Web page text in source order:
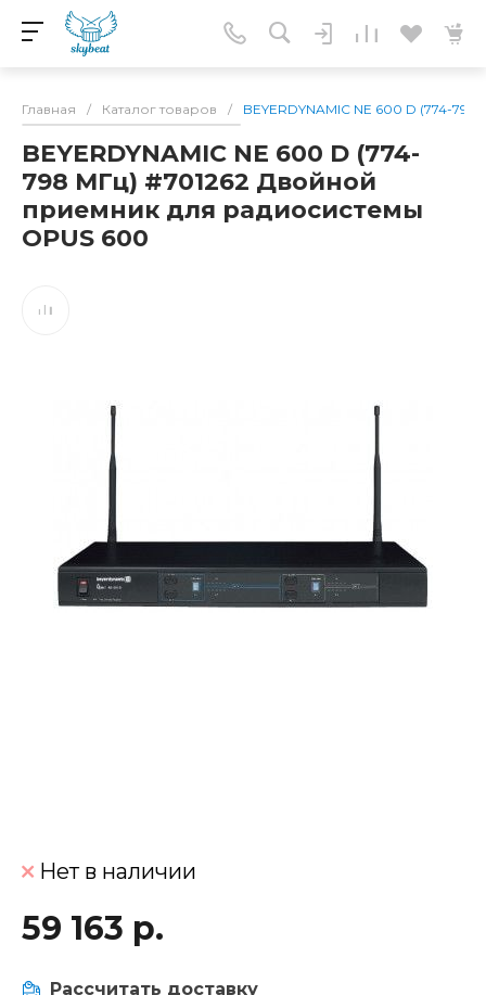
Главная / Каталог товаров / BEYERDYNAMIC NE 600 D (774-
BEYERDYNAMIC NE 600 D (774-
798 МГц) #701262 Двойной
приемник для радиосистемы
OPUS 600
Нет в наличии
59 163 р.
Рассчитать доставку